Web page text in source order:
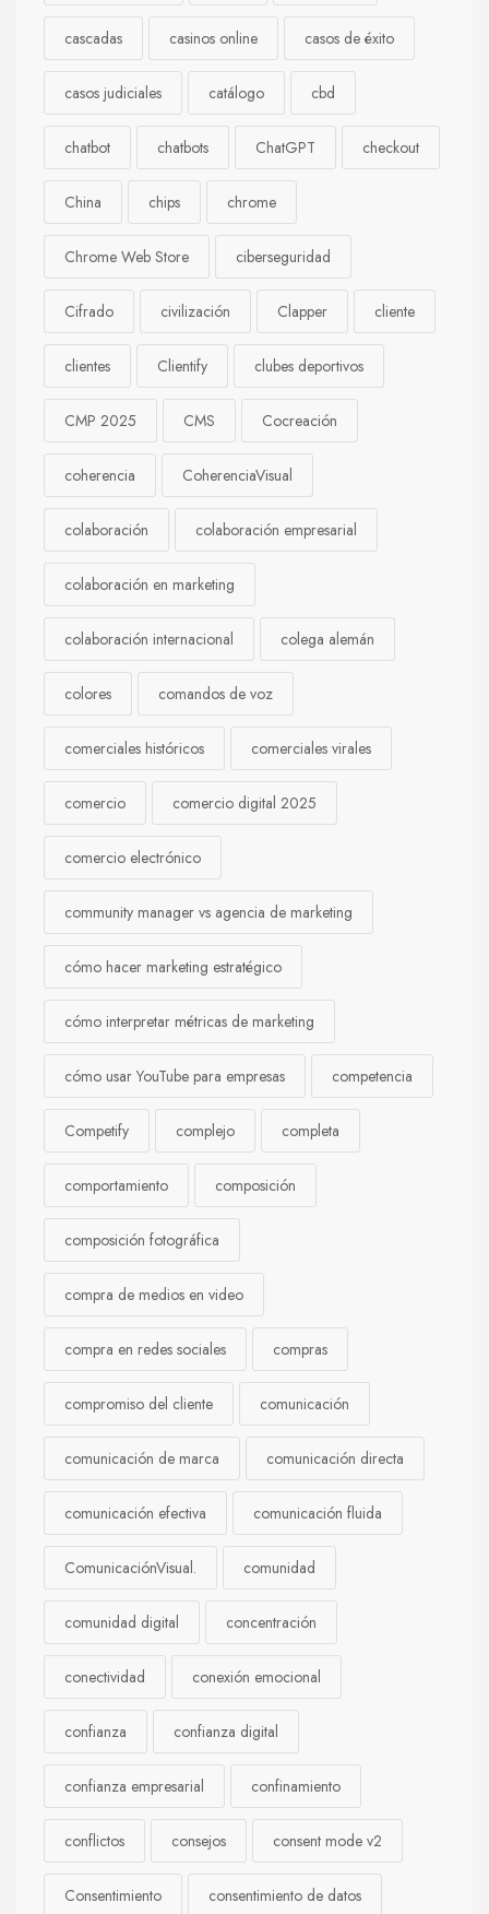
cascadas casinos online casos de éxito
casos judiciales catálogo cbd
chatbot chatbots ChatGPT checkout
China chips chrome
Chrome Web Store ciberseguridad
Cifrado civilización Clapper cliente
clientes Clientify clubes deportivos
CMP 2025 CMS Cocreación
coherencia CoherenciaVisual
colaboración colaboración empresarial
colaboración en marketing
colaboración internacional colega alemán
colores comandos de voz
comerciales históricos comerciales virales
comercio comercio digital 2025
comercio electrónico
community manager vs agencia de marketing
cómo hacer marketing estratégico
cómo interpretar métricas de marketing
cómo usar YouTube para empresas competencia
Competify complejo completa
comportamiento composición
composición fotográfica
compra de medios en video
compra en redes sociales compras
compromiso del cliente comunicación
comunicación de marca comunicación directa
comunicación efectiva comunicación fluida
ComunicaciónVisual. comunidad
comunidad digital concentración
conectividad conexión emocional
confianza confianza digital
confianza empresarial confinamiento
conflictos consejos consent mode v2
Consentimiento consentimiento de datos